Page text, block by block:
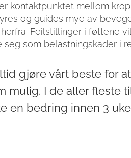
kontaktpunktet mellom
og guides mye av
Feilstillinger i føttene
seg som belastningskader i
gjøre vårt beste for
mulig. I de aller fleste
en bedring innen 3